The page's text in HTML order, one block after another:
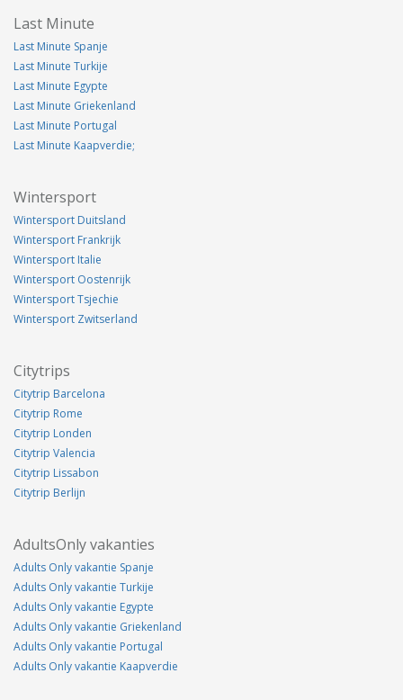
Last Minute
Last Minute Spanje
Last Minute Turkije
Last Minute Egypte
Last Minute Griekenland
Last Minute Portugal
Last Minute Kaapverdie;
Wintersport
Wintersport Duitsland
Wintersport Frankrijk
Wintersport Italie
Wintersport Oostenrijk
Wintersport Tsjechie
Wintersport Zwitserland
Citytrips
Citytrip Barcelona
Citytrip Rome
Citytrip Londen
Citytrip Valencia
Citytrip Lissabon
Citytrip Berlijn
AdultsOnly vakanties
Adults Only vakantie Spanje
Adults Only vakantie Turkije
Adults Only vakantie Egypte
Adults Only vakantie Griekenland
Adults Only vakantie Portugal
Adults Only vakantie Kaapverdie